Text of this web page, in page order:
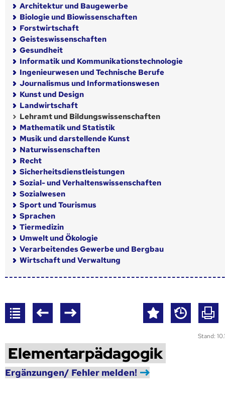
Architektur und Baugewerbe
Biologie und Biowissenschaften
Forstwirtschaft
Geisteswissenschaften
Gesundheit
Informatik und Kommunikationstechnologie
Ingenieurwesen und Technische Berufe
Journalismus und Informationswesen
Kunst und Design
Landwirtschaft
Lehramt und Bildungswissenschaften
Mathematik und Statistik
Musik und darstellende Kunst
Naturwissenschaften
Recht
Sicherheitsdienstleistungen
Sozial- und Verhaltenswissenschaften
Sozialwesen
Sport und Tourismus
Sprachen
Tiermedizin
Umwelt und Ökologie
Verarbeitendes Gewerbe und Bergbau
Wirtschaft und Verwaltung
Stand:
Elementarpädagogik
Ergänzungen/ Fehler melden!